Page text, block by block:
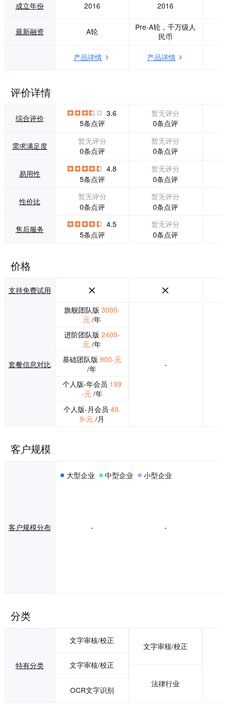
与质量。
成企业已有OA、E
企业降本增效的同
时，保护企业数据
识别 计算机视觉和
理，图片版PDF识
别准确率高达97%
其他常见格式的办
公文档。 毫秒级G
PU图形处理器 整
体文件审查和文件
比对扫描版图片
时，常常会遇到速
度较慢的情况。法
狗狗独有的iGPU方
案能帮助客户提升
图片文档的处理效
率至原来的10倍。
PU方案成本低5
成立年份 2016 2016
最新融资 A轮
Pre-A轮，千万级人
民币
产品详情 产品详情
评价详情
综合评价
3.6
5条点评
暂无评分
0条点评
需求满足度
暂无评分
0条点评
暂无评分
0条点评
易用性
4.8
5条点评
暂无评分
0条点评
性价比
暂无评分
0条点评
暂无评分
0条点评
售后服务
4.5
5条点评
暂无评分
0条点评
价格
支持免费试用
套餐信息对比
旗舰团队版 3000-
元 /年
进阶团队版 2400-
元 /年
基础团队版 900-元
/年
个人版-年会员 199
-元/年
个人版-月会员 49.
9-元 /月
-
客户规模
客户规模分布
大型企业 中型企业 小型企业
- -
分类
特有分类
文字审核/校正
文字审核/校正
OCR文字识别
文字审核/校正
法律行业